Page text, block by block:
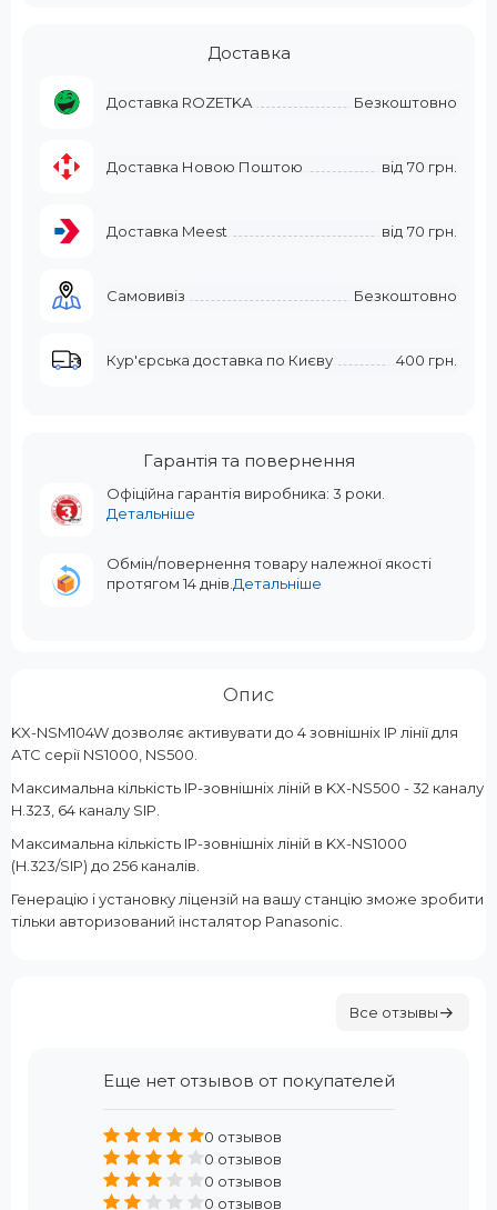
Доставка
Доставка ROZETKA Безкоштовно
Доставка Новою Поштою від 70 грн.
Доставка Meest від 70 грн.
Самовивіз Безкоштовно
Кур'єрська доставка по Києву 400 грн.
Гарантія та повернення
Офіційна гарантія виробника: 3 роки.
Детальніше
Обмін/повернення товару належної якості
протягом 14 днів. Детальніше
Опис
KX-NSM104W дозволяє активувати до 4 зовнішніх IP лінії для
АТС серії NS1000, NS500.
Максимальна кількість IP-зовнішніх ліній в KX-NS500 - 32 каналу
H.323, 64 каналу SIP.
Максимальна кількість IP-зовнішніх ліній в KX-NS1000
(H.323/SIP) до 256 каналів.
Генерацію і установку ліцензій на вашу станцію зможе зробити
тільки авторизований інсталятор Panasonic.
Все отзывы
Еще нет отзывов от покупателей
0 отзывов
0 отзывов
0 отзывов
0 отзывов